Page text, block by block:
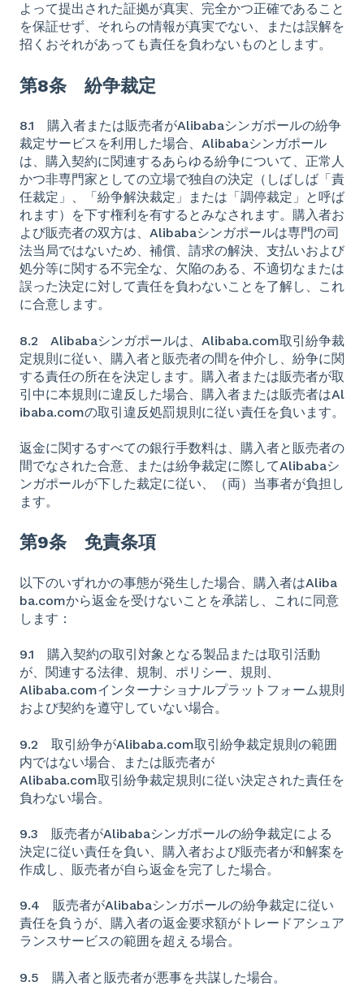
よって提出された証拠が真実、完全かつ正確であること
を保証せず、それらの情報が真実でない、または誤解を
招くおそれがあっても責任を負わないものとします。
第8条 紛争裁定
8.1 購入者または販売者がAlibabaシンガポールの紛争
裁定サービスを利用した場合、Alibabaシンガポール
は、購入契約に関連するあらゆる紛争について、正常人
かつ非専門家としての立場で独自の決定（しばしば「責
任裁定」、「紛争解決裁定」または「調停裁定」と呼ば
れます）を下す権利を有するとみなされます。購入者お
よび販売者の双方は、Alibabaシンガポールは専門の司
法当局ではないため、補償、請求の解決、支払いおよび
処分等に関する不完全な、欠陥のある、不適切なまたは
誤った決定に対して責任を負わないことを了解し、これ
に合意します。
8.2 Alibabaシンガポールは、Alibaba.com取引紛争裁
定規則に従い、購入者と販売者の間を仲介し、紛争に関
する責任の所在を決定します。購入者または販売者が取
引中に本規則に違反した場合、購入者または販売者はAl
ibaba.comの取引違反処罰規則に従い責任を負います。
返金に関するすべての銀行手数料は、購入者と販売者の
間でなされた合意、または紛争裁定に際してAlibabaシ
ンガポールが下した裁定に従い、（両）当事者が負担し
ます。
第9条 免責条項
以下のいずれかの事態が発生した場合、購入者はAliba
ba.comから返金を受けないことを承諾し、これに同意
します：
9.1 購入契約の取引対象となる製品または取引活動
が、関連する法律、規制、ポリシー、規則、
Alibaba.comインターナショナルプラットフォーム規則
および契約を遵守していない場合。
9.2 取引紛争がAlibaba.com取引紛争裁定規則の範囲
内ではない場合、または販売者が
Alibaba.com取引紛争裁定規則に従い決定された責任を
負わない場合。
9.3 販売者がAlibabaシンガポールの紛争裁定による
決定に従い責任を負い、購入者および販売者が和解案を
作成し、販売者が自ら返金を完了した場合。
9.4 販売者がAlibabaシンガポールの紛争裁定に従い
責任を負うが、購入者の返金要求額がトレードアシュア
ランスサービスの範囲を超える場合。
9.5 購入者と販売者が悪事を共謀した場合。